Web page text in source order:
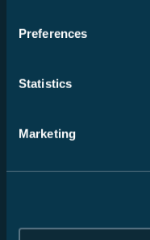
Preferences
Statistics
Marketing
Mensaje
Estoy de acuerdo
datos al